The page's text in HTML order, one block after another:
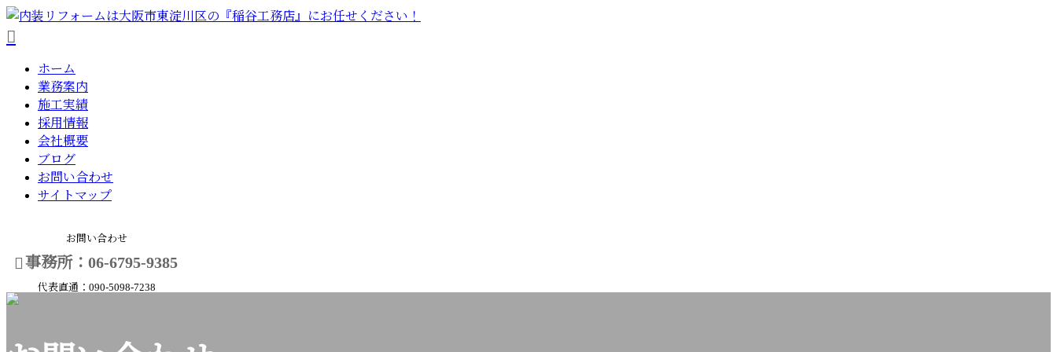
ホーム
業務案内
施工実績
採用情報
会社概要
ブログ
お問い合わせ
サイトマップ
お問い合わせ
事務所：06-6795-9385
代表直通：090-5098-7238
メールフォーム